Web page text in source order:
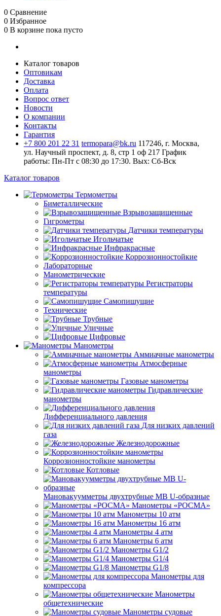
0 Сравнение
0 Избранное
0 В корзине пока пусто
Каталог товаров
Оптовикам
Доставка
Оплата
Вопрос ответ
Новости
О компании
Контакты
Гарантия
+7 800 201 22 31 termopara@bk.ru 117246, г. Москва,
ул. Научный проспект, д. 8, стр 1 оф 217 График
работы: Пн‑Пт с 08:30 до 17:30. Вых: Сб‑Вск
Каталог товаров
Термометры
Биметаллические
Взрывозащищенные
Гигрометры
Датчики температуры
Игольчатые
Инфракрасные
Коррозионностойкие
Лабораторные
Манометрические
Регистраторы
температуры
Самопишущие
Технические
Трубные
Уличные
Цифровые
Манометры
Аммиачные манометры
Атмосферные
манометры
Газовые манометры
Гидравлические
манометры
Дифференциального давления
Для низких давлений
газа
Железнодорожные
Коррозионностойкие манометры
Котловые
Мановакуумметры двухтрубные МВ U-образные
Манометры «РОСМА»
Манометры 10 атм
Манометры 16 атм
Манометры 4 атм
Манометры 6 атм
Манометры G1/2
Манометры G1/4
Манометры G1/8
Манометры для
компрессора
Манометры
общетехнические
Манометры судовые